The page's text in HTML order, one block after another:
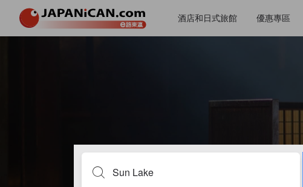
酒店和日式旅館 優惠專區